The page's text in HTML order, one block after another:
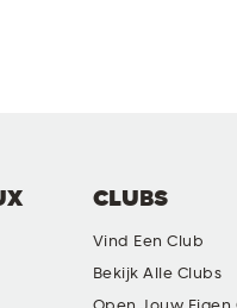
CLUBS
Vind Een Club
Bekijk Alle Clubs